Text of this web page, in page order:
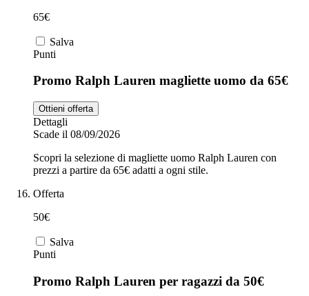
65€
Salva
Punti
Promo Ralph Lauren magliette uomo da 65€
Ottieni offerta
Dettagli
Scade il 08/09/2026
Scopri la selezione di magliette uomo Ralph Lauren con
prezzi a partire da 65€ adatti a ogni stile.
Offerta
50€
Salva
Punti
Promo Ralph Lauren per ragazzi da 50€